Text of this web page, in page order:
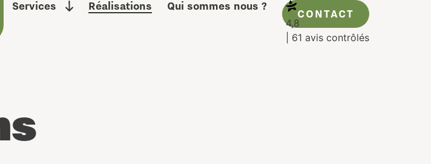
4,8
| 61 avis contrôlés
Services Réalisations Qui sommes nous ?
CONTACT